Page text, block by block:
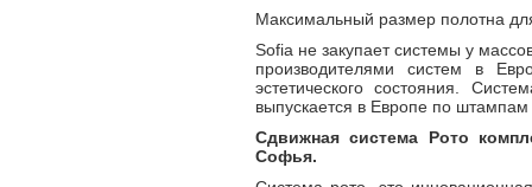
Максимальный размер полотна
Sofia не закупает системы у
производителями систем в
эстетического состояния.
выпускается в Европе по
Сдвижная система Рото
Софья.